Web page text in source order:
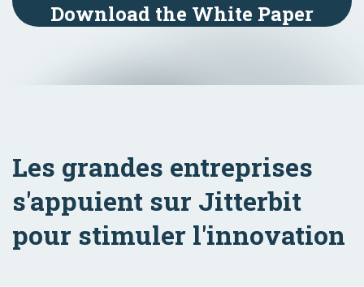
Download the White Paper
Les grandes entreprises
s'appuient sur Jitterbit
pour stimuler l'innovation